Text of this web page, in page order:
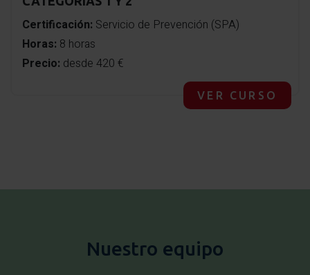
Certificación: Servicio de Prevención (SPA)
Horas: 8 horas
Precio: desde 420 €
VER CURSO
Nuestro equipo